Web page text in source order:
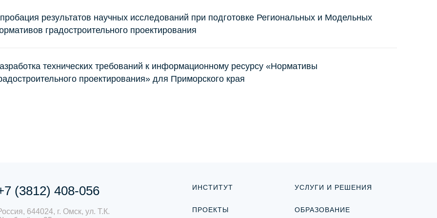
результатов научных исследований при подготовке Региональных и Модельных
градостроительного проектирования
технических требований к информационному ресурсу «Нормативы
проектирования» для Приморского края
(3812) 408-056
644024, г. Омск, ул. Т.К.
ИНСТИТУТ
ПРОЕКТЫ
УСЛУГИ И РЕШЕНИЯ
ОБРАЗОВАНИЕ